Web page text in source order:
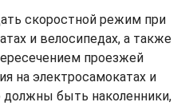
скоростной режим при
и велосипедах, а также
проезжей
на электросамокатах и
должны быть наколенники,